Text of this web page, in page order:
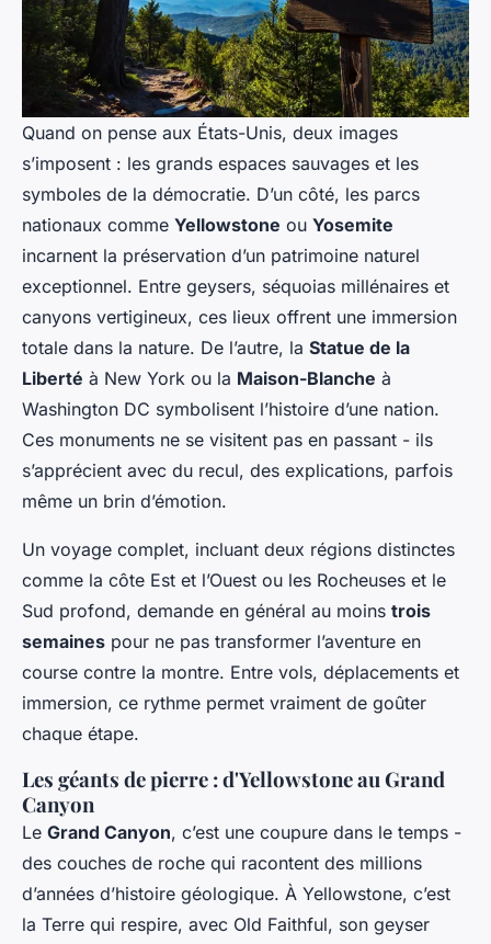
Quand on pense aux États-Unis, deux images
s’imposent : les grands espaces sauvages et les
symboles de la démocratie. D’un côté, les parcs
nationaux comme Yellowstone ou Yosemite
incarnent la préservation d’un patrimoine naturel
exceptionnel. Entre geysers, séquoias millénaires et
canyons vertigineux, ces lieux offrent une immersion
totale dans la nature. De l’autre, la Statue de la
Liberté à New York ou la Maison-Blanche à
Washington DC symbolisent l’histoire d’une nation.
Ces monuments ne se visitent pas en passant - ils
s’apprécient avec du recul, des explications, parfois
même un brin d’émotion.
Un voyage complet, incluant deux régions distinctes
comme la côte Est et l’Ouest ou les Rocheuses et le
Sud profond, demande en général au moins trois
semaines pour ne pas transformer l’aventure en
course contre la montre. Entre vols, déplacements et
immersion, ce rythme permet vraiment de goûter
chaque étape.
Les géants de pierre : d'Yellowstone au Grand
Canyon
Le Grand Canyon, c’est une coupure dans le temps -
des couches de roche qui racontent des millions
d’années d’histoire géologique. À Yellowstone, c’est
la Terre qui respire, avec Old Faithful, son geyser